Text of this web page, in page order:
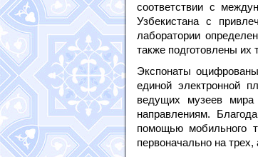
соответствии с
Узбекистана с
лаборатории
также подготовлены их
Экспонаты
единой
ведущих музеев мира
направлениям.
помощью мобильного
первоначально на